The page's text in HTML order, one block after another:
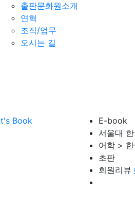
출판문화원소개
연혁
조직/업무
오시는 길
E-book
서울대
어학 >
초판
회원리뷰